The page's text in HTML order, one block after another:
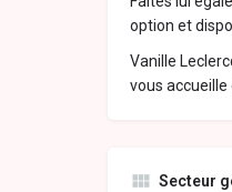
option et
Vanille
vous
Secteur